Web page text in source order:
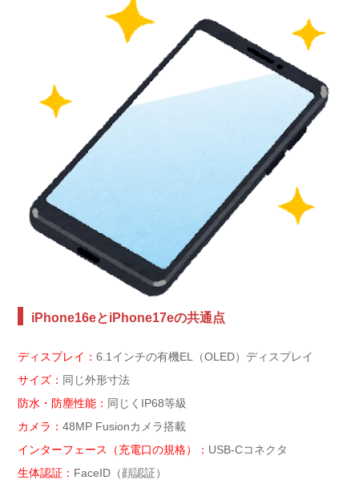
iPhone16eとiPhone17eの共通点
ディスプレイ： 6.1インチの有機EL（OLED）ディスプレイ
サイズ： 同じ外形寸法
防水・防塵性能： 同じくIP68等級
カメラ： 48MP Fusionカメラ搭載
インターフェース（充電口の規格）： USB-Cコネクタ
生体認証： FaceID（顔認証）